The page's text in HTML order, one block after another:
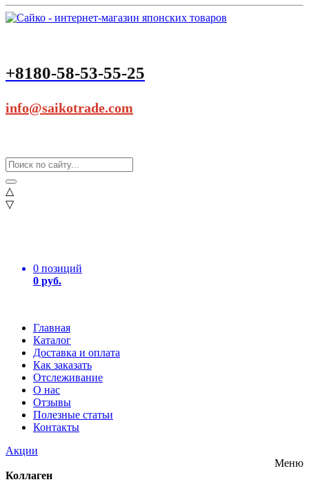
+8180-58-53-55-25
info@saikotrade.com
△
▽
0 позиций
0 руб.
Главная
Каталог
Доставка и оплата
Как заказать
Отслеживание
О нас
Отзывы
Полезные статьи
Контакты
Акции
Меню
Коллаген